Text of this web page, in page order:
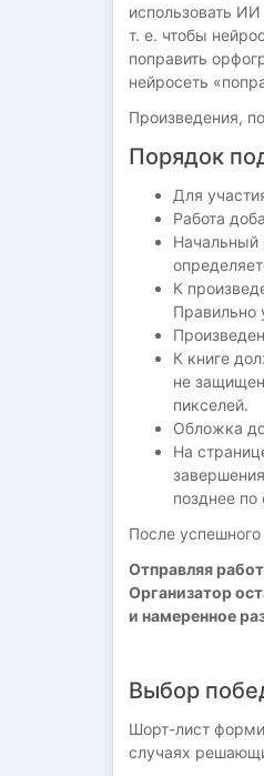
использовать
т. е. чтобы
поправить
нейросеть
Произведения,
Порядок
Для
Работа
Начальный
К
Правильно
К книге
не
пикселей.
Обложка
На
позднее
После
Отправляя
Организатор
и намеренное
Выбор
Шорт-лист
случаях